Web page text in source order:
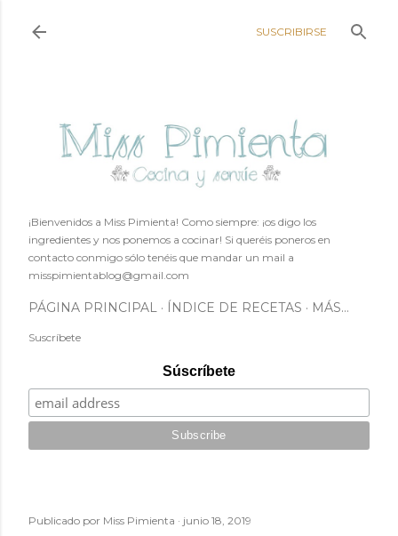
SUSCRIBIRSE
¡Bienvenidos a Miss Pimienta! Como siempre: ¡os digo los
ingredientes y nos ponemos a cocinar! Si queréis poneros en
contacto conmigo sólo tenéis que mandar un mail a
misspimientablog@gmail.com
PÁGINA PRINCIPAL ÍNDICE DE RECETAS MÁS…
Suscríbete
Súscríbete
Publicado por Miss Pimienta junio 18, 2019